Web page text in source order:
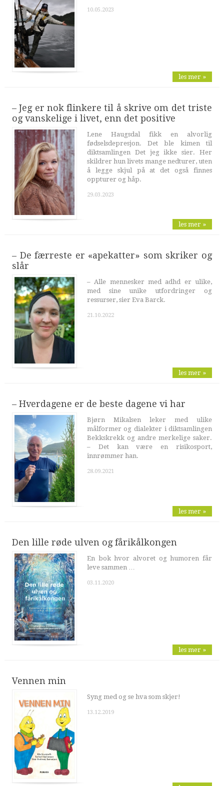
10.05.2023
les mer »
– Jeg er nok flinkere til å skrive om det triste
og vanskelige i livet, enn det positive
Lene Haugsdal fikk en alvorlig
fødselsdepresjon. Det ble kimen til
diktsamlingen Det jeg ikke sier. Her
skildrer hun livets mange nedturer, uten
å legge skjul på at det også finnes
oppturer og håp.
29.03.2023
les mer »
– De færreste er «apekatter» som skriker og
slår
– Alle mennesker med adhd er ulike,
med sine unike utfordringer og
ressurser, sier Eva Barck.
21.10.2022
les mer »
– Hverdagene er de beste dagene vi har
Bjørn Mikalsen leker med ulike
målformer og dialekter i diktsamlingen
Bekkskrekk og andre merkelige saker.
– Det kan være en risikosport,
innrømmer han.
28.09.2021
les mer »
Den lille røde ulven og fårikålkongen
En bok hvor alvoret og humoren får
leve sammen …
03.11.2020
les mer »
Vennen min
Syng med og se hva som skjer!
13.12.2019